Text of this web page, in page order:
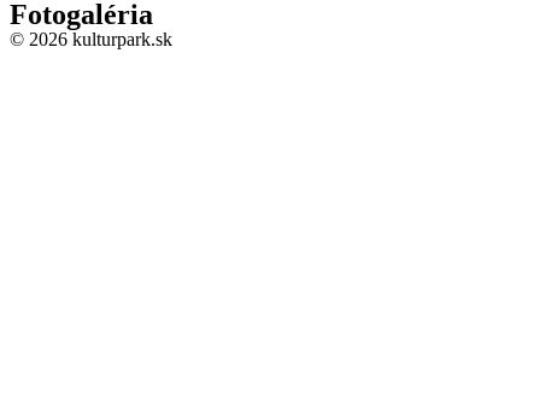
Fotogaléria
© 2026 kulturpark.sk